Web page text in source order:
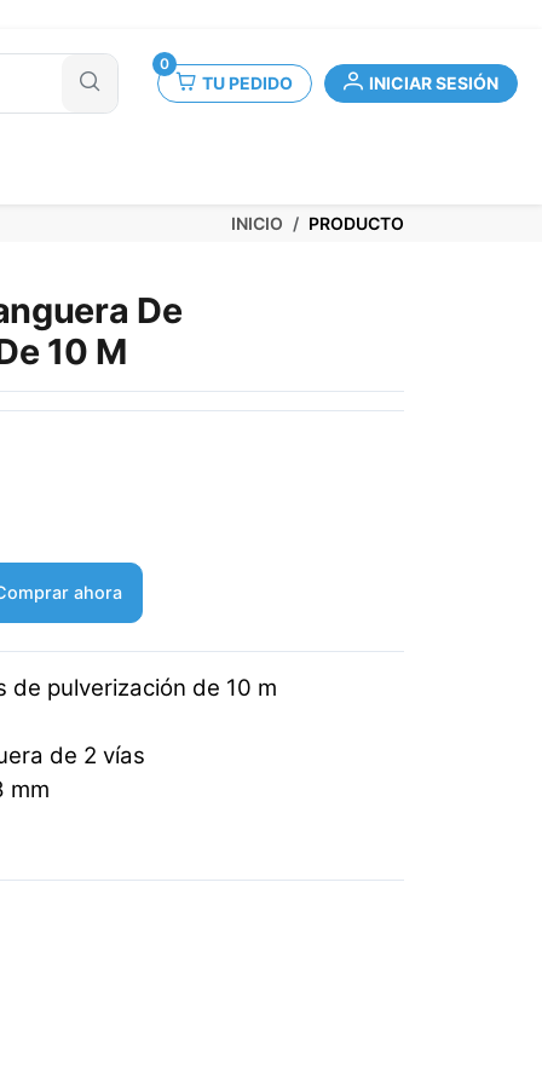
0
TU PEDIDO INICIAR SESIÓN
INICIO PRODUCTO
De
10 M
ahora
de pulverización de 10 m
de 2 vías
mm